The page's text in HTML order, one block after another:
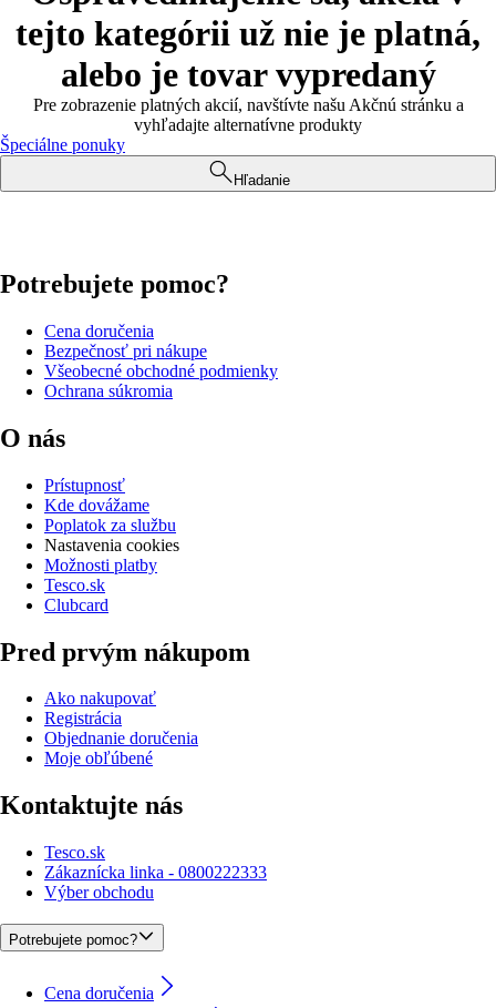
tejto kategórii už nie je platná,
alebo je tovar vypredaný
Pre zobrazenie platných akcií, navštívte našu Akčnú stránku a
vyhľadajte alternatívne produkty
Špeciálne ponuky
Hľadanie
Potrebujete pomoc?
Cena doručenia
Bezpečnosť pri nákupe
Všeobecné obchodné podmienky
Ochrana súkromia
O nás
Prístupnosť
Kde dovážame
Poplatok za službu
Nastavenia cookies
Možnosti platby
Tesco.sk
Clubcard
Pred prvým nákupom
Ako nakupovať
Registrácia
Objednanie doručenia
Moje obľúbené
Kontaktujte nás
Tesco.sk
Zákaznícka linka - 0800222333
Výber obchodu
Potrebujete pomoc?
Cena doručenia